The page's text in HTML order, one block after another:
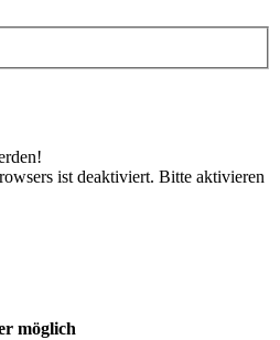
ist deaktiviert. Bitte aktivieren
möglich